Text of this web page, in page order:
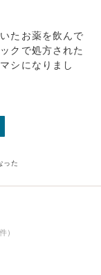
たお薬を飲んで
クで処方された
シになりまし
った
）